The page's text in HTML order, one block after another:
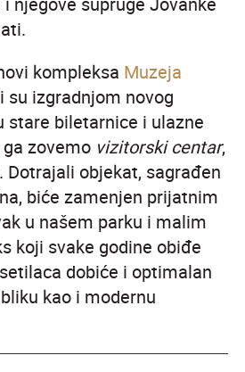
kompleksa Muzeja
su izgradnjom novog
stare biletarnice i ulazne
zovemo vizitorski centar,
Dotrajali objekat, sagrađen
biće zamenjen prijatnim
u našem parku i malim
koji svake godine obiđe
dobiće i optimalan
kao i modernu